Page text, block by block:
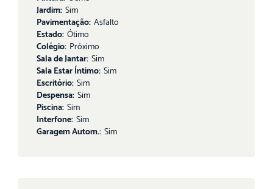
Jardim: Sim
Pavimentação: Asfalto
Estado: Ótimo
Colégio: Próximo
Sala de Jantar: Sim
Sala Estar Íntimo: Sim
Escritório: Sim
Despensa: Sim
Piscina: Sim
Interfone: Sim
Garagem Autom.: Sim